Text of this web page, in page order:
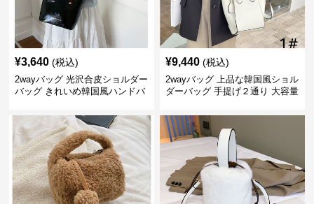
¥3,640 (税込)
2wayバッグ 光沢合皮ショルダー
バッグ きれいめ韓国風ハンドバ
¥9,440 (税込)
2wayバッグ 上品な韓国風ショル
ダーバッグ 手提げ２通り 大容量